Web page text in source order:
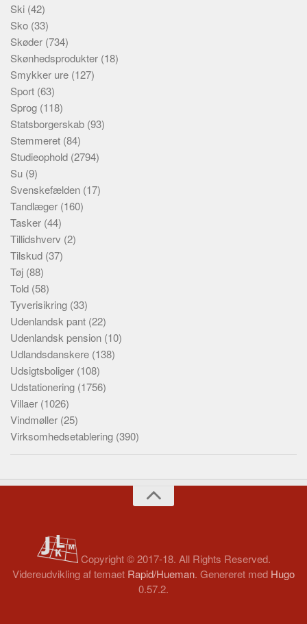
Ski (42)
Sko (33)
Skøder (734)
Skønhedsprodukter (18)
Smykker ure (127)
Sport (63)
Sprog (118)
Statsborgerskab (93)
Stemmeret (84)
Studieophold (2794)
Su (9)
Svenskefælden (17)
Tandlæger (160)
Tasker (44)
Tillidshverv (2)
Tilskud (37)
Tøj (88)
Told (58)
Tyverisikring (33)
Udenlandsk pant (22)
Udenlandsk pension (10)
Udlandsdanskere (138)
Udsigtsboliger (108)
Udstationering (1756)
Villaer (1026)
Vindmøller (25)
Virksomhedsetablering (390)
Copyright © 2017-18. All Rights Reserved.
Videreudvikling af temaet Rapid/Hueman. Genereret med Hugo
0.57.2.